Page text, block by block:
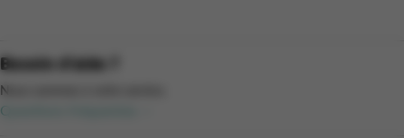
Besoin d'aide ?
Nous sommes à votre service.
Questions fréquentes